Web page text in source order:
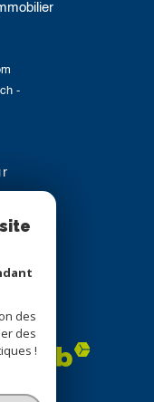
-
des
des
!